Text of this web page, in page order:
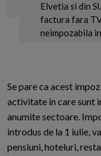
Elvetia si din
factura fara
neimpozabila
Se pare ca acest
activitate in care sunt
anumite sectoare.
introdus de la 1 iulie,
pensiuni, hoteluri,